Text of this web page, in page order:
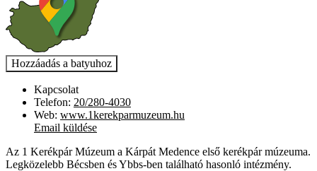
Kapcsolat
Telefon: 20/280-4030
Web: www.1kerekparmuzeum.hu
Email küldése
Az 1 Kerékpár Múzeum a Kárpát Medence első kerékpár múzeuma.
Legközelebb Bécsben és Ybbs-ben található hasonló intézmény.